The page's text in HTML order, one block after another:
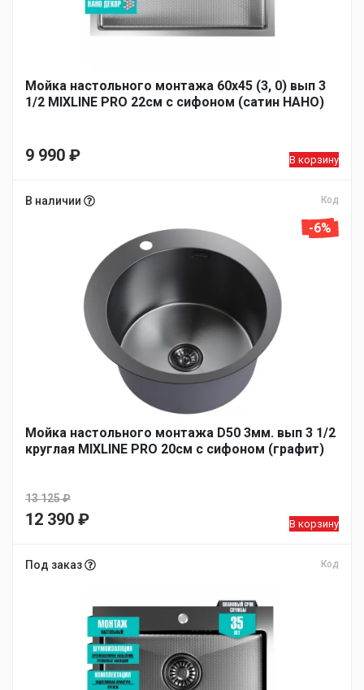
Мойка настольного монтажа 60х45 (3, 0) вып 3
1/2 MIXLINE PRO 22см с сифоном (сатин НАНО)
9 990 ₽ В корзину
В наличии Код
-6%
Мойка настольного монтажа D50 3мм. вып 3 1/2
круглая MIXLINE PRO 20см с сифоном (графит)
13 125₽
Первоначальная
составляла
12 390 ₽
цена:
В корзину
Под заказ Код